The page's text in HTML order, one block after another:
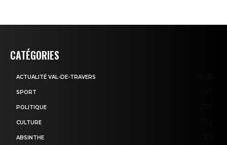
CATÉGORIES
ACTUALITÉ VAL-DE-TRAVERS
SPORT
POLITIQUE
CULTURE
ABSINTHE